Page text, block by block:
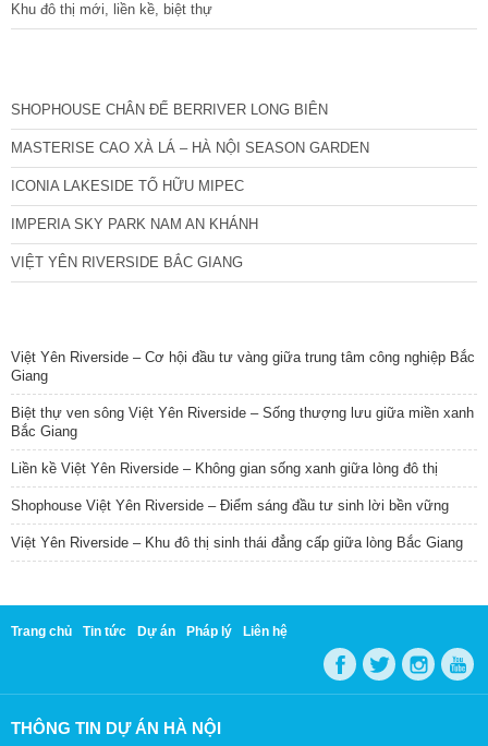
Khu đô thị mới, liền kề, biệt thự
SHOPHOUSE CHÂN ĐẾ BERRIVER LONG BIÊN
MASTERISE CAO XÀ LÁ – HÀ NỘI SEASON GARDEN
ICONIA LAKESIDE TỐ HỮU MIPEC
IMPERIA SKY PARK NAM AN KHÁNH
VIỆT YÊN RIVERSIDE BẮC GIANG
Việt Yên Riverside – Cơ hội đầu tư vàng giữa trung tâm công nghiệp Bắc
Giang
Biệt thự ven sông Việt Yên Riverside – Sống thượng lưu giữa miền xanh
Bắc Giang
Liền kề Việt Yên Riverside – Không gian sống xanh giữa lòng đô thị
Shophouse Việt Yên Riverside – Điểm sáng đầu tư sinh lời bền vững
Việt Yên Riverside – Khu đô thị sinh thái đẳng cấp giữa lòng Bắc Giang
Trang chủ Tin tức Dự án Pháp lý Liên hệ
THÔNG TIN DỰ ÁN HÀ NỘI